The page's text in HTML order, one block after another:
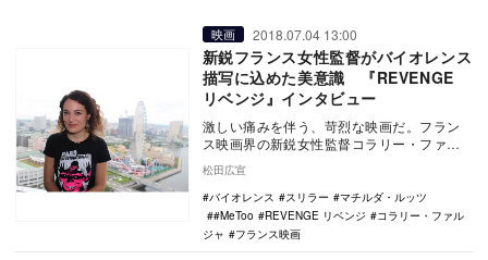
映画 2018.07.04 13:00
新鋭フランス女性監督がバイオレンス
描写に込めた美意識 『REVENGE
リベンジ』インタビュー
激しい痛みを伴う、苛烈な映画だ。フラン
ス映画界の新鋭女性監督コラリー・ファル
ジャによる長編映画デビュー作
『REVENGE リベン…
松田広宣
バイオレンス
スリラー
マチルダ・ルッツ
#MeToo
REVENGE リベンジ
コラリー・ファル
ジャ
フランス映画